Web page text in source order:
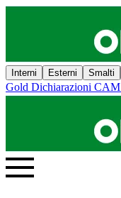
Interni Esterni Smalti
Gold Dichiarazioni CAM